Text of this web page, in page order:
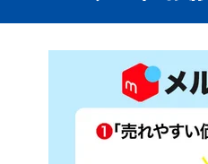
大台割れ効果も利用
おまけをつけて販売
セット販売をする
よくある質問